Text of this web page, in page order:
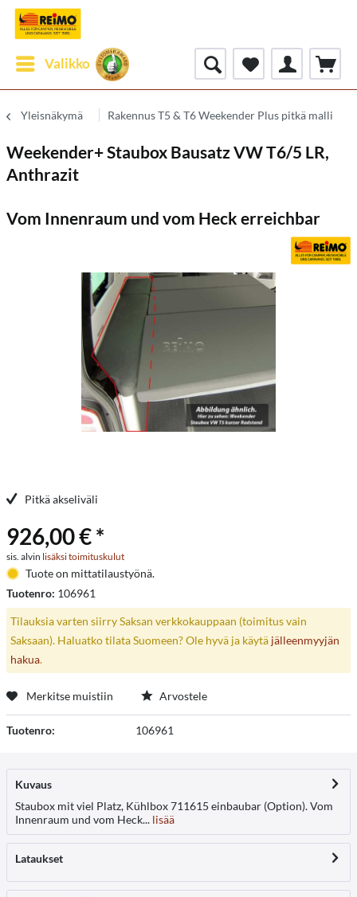
Valikko
Yleisnäkymä Rakennus T5 & T6 Weekender Plus pitkä malli
Weekender+ Staubox Bausatz VW T6/5 LR,
Anthrazit
Vom Innenraum und vom Heck erreichbar
Pitkä akseliväli
926,00 € *
sis. alvin lisäksi toimituskulut
Tuote on mittatilaustyönä.
Tuotenro: 106961
Tilauksia varten siirry Saksan verkkokauppaan (toimitus vain
Saksaan). Haluatko tilata Suomeen? Ole hyvä ja käytä jälleenmyyjän
hakua.
Merkitse muistiin Arvostele
Tuotenro: 106961
Kuvaus
Staubox mit viel Platz, Kühlbox 711615 einbaubar (Option). Vom
Innenraum und vom Heck... lisää
Lataukset